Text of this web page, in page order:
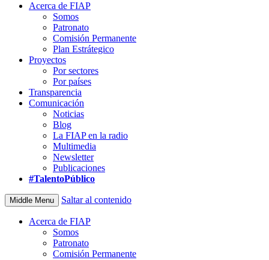
Acerca de FIAP
Somos
Patronato
Comisión Permanente
Plan Estrátegico
Proyectos
Por sectores
Por países
Transparencia
Comunicación
Noticias
Blog
La FIAP en la radio
Multimedia
Newsletter
Publicaciones
#TalentoPúblico
Middle Menu Saltar al contenido
Acerca de FIAP
Somos
Patronato
Comisión Permanente